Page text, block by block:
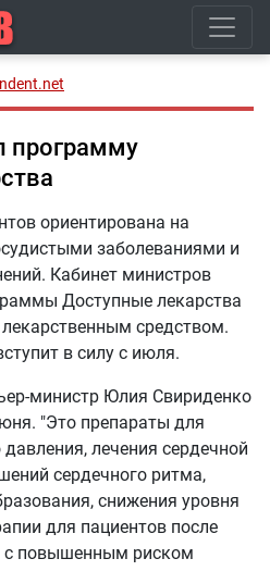
программу
ориентирована на
заболеваниями и
Кабинет министров
Доступные лекарства
средством.
в силу с июля.
министр Юлия Свириденко
"Это препараты для
лечения сердечной
сердечного ритма,
снижения уровня
для пациентов после
с повышенным риском